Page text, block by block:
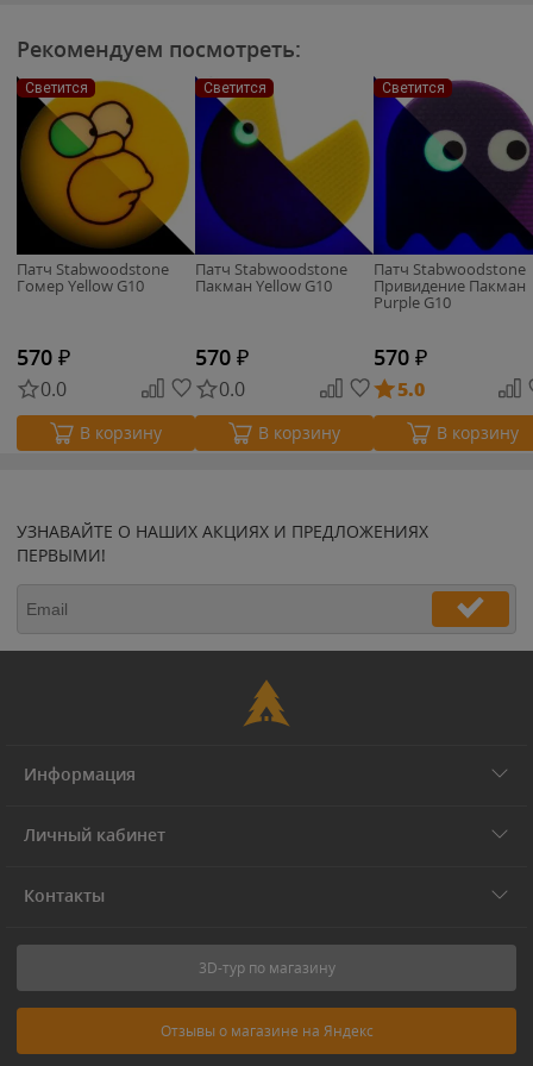
Рекомендуем посмотреть:
Светится
Патч Stabwoodstone
Гомер Yellow G10
570 ₽
0.0
В корзину
Светится
Патч Stabwoodstone
Пакман Yellow G10
570 ₽
0.0
В корзину
Светится
Патч Stabwoodstone
Привидение Пакман
Purple G10
570 ₽
5.0
В корзину
УЗНАВАЙТЕ О НАШИХ АКЦИЯХ И ПРЕДЛОЖЕНИЯХ
ПЕРВЫМИ!
Информация
Личный кабинет
Контакты
3D-тур по магазину
Отзывы о магазине на Яндекс